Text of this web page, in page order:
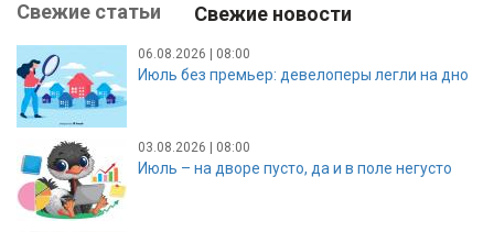
Свежие статьи Свежие новости
06.08.2026 | 08:00
Июль без премьер: девелоперы легли на дно
03.08.2026 | 08:00
Июль – на дворе пусто, да и в поле негусто